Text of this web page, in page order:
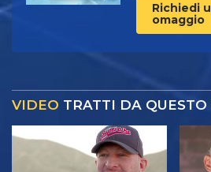
Richiedi
omaggio
VIDEO TRATTI DA